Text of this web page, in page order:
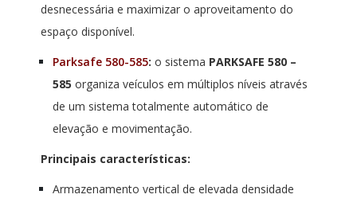
desnecessária e maximizar o aproveitamento do
espaço disponível.
Parksafe 580-585: o sistema PARKSAFE 580 –
585 organiza veículos em múltiplos níveis através
de um sistema totalmente automático de
elevação e movimentação.
Principais características:
Armazenamento vertical de elevada densidade